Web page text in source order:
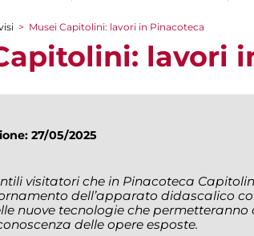
> Musei Capitolini: lavori in Pinacoteca
lavori
27/05/2025
visitatori che in Pinacoteca
dell’apparato didascalico
nuove tecnologie che permetteranno
delle opere esposte.